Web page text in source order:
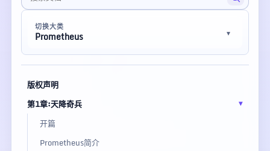
切换大类
Prometheus
版权声明
第1章:天降奇兵
开篇
Prometheus简介